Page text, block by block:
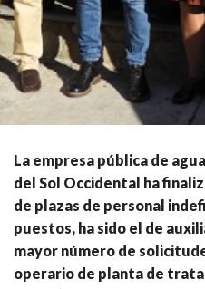
La empresa pública de
del Sol Occidental ha
de plazas de personal
puestos, ha sido el de
mayor número de
operario de planta de